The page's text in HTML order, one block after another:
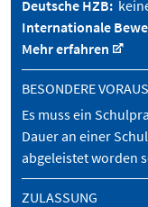
Deutsche HZB:
Internationale
Mehr erfahren
BESONDERE
Es muss ein
Dauer an einer
abgeleistet worden
ZULASSUNG